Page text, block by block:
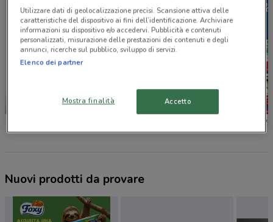
-4 GIORNI
Caddy's
Nuovi prodotti da provare
Utilizzare dati di geolocalizzazione precisi. Scansione attiva delle
caratteristiche del dispositivo ai fini dell’identificazione. Archiviare
informazioni su dispositivo e/o accedervi. Pubblicità e contenuti
personalizzati, misurazione delle prestazioni dei contenuti e degli
annunci, ricerche sul pubblico, sviluppo di servizi.
Elenco dei partner
Mostra finalità Accetto